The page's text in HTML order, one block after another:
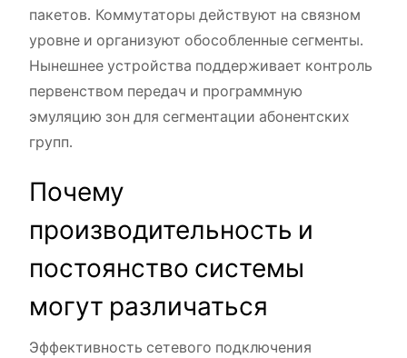
пакетов. Коммутаторы действуют на связном
уровне и организуют обособленные сегменты.
Нынешнее устройства поддерживает контроль
первенством передач и программную
эмуляцию зон для сегментации абонентских
групп.
Почему
производительность и
постоянство системы
могут различаться
Эффективность сетевого подключения